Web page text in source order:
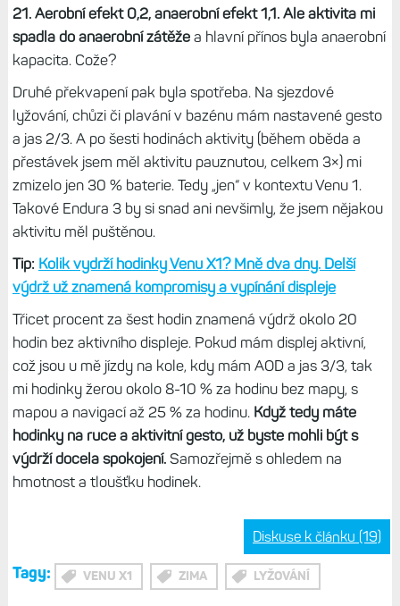
21. Aerobní efekt 0,2, anaerobní efekt 1,1. Ale aktivita mi
spadla do anaerobní zátěžea hlavní přínos byla anaerobní
kapacita. Cože?
Druhé překvapení pak byla spotřeba. Na sjezdové
lyžování, chůzi či plavání v bazénu mám nastavené gesto
a jas 2/3. A po šesti hodinách aktivity (během oběda a
přestávek jsem měl aktivitu pauznutou, celkem 3×) mi
zmizelo jen 30 % baterie. Tedy „jen“ v kontextu Venu 1.
Takové Endura 3 by si snad ani nevšimly, že jsem nějakou
aktivitu měl puštěnou.
Tip: Kolik vydrží hodinky Venu X1? Mně dva dny. Delší
výdrž už znamená kompromisy a vypínání displeje
Třicet procent za šest hodin znamená výdrž okolo 20
hodin bez aktivního displeje. Pokud mám displej aktivní,
což jsou u mě jízdy na kole, kdy mám AOD a jas 3/3, tak
mi hodinky žerou okolo 8-10 % za hodinu bez mapy, s
mapou a navigací až 25 % za hodinu. Když tedy máte
hodinky na ruce a aktivitní gesto, už byste mohli být s
výdrží docela spokojení.Samozřejmě s ohledem na
hmotnost a tloušťku hodinek.
Diskuse k článku (19)
Tagy: VENU X1 ZIMA LYŽOVÁNÍ